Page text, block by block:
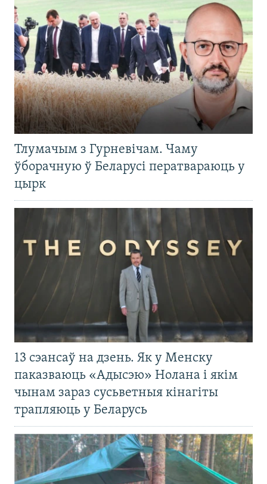
Тлумачым з Гурневічам. Чаму
ўборачную ў Беларусі ператвараюць у
цырк
13 сэансаў на дзень. Як у Менску
паказваюць «Адысэю» Нолана і якім
чынам зараз сусьветныя кінагіты
трапляюць у Беларусь